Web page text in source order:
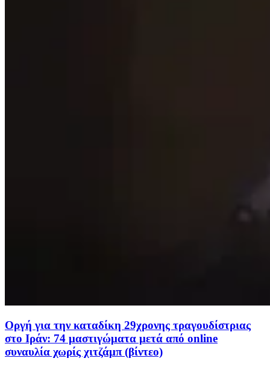
Οργή για την καταδίκη 29χρονης τραγουδίστριας
στο Ιράν: 74 μαστιγώματα μετά από online
συναυλία χωρίς χιτζάμπ (βίντεο)